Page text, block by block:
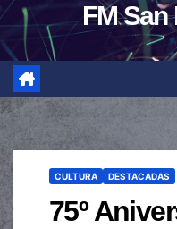
FM San
CULTURA DESTACADAS
75º